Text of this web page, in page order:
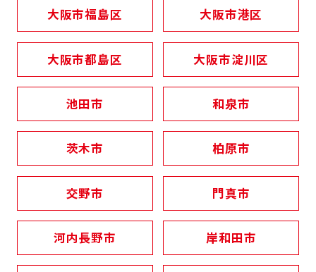
大阪市福島区 大阪市港区
大阪市都島区 大阪市淀川区
池田市 和泉市
茨木市 柏原市
交野市 門真市
河内長野市 岸和田市